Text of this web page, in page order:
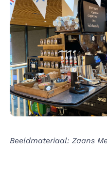
Beeldmateriaal: Zaans